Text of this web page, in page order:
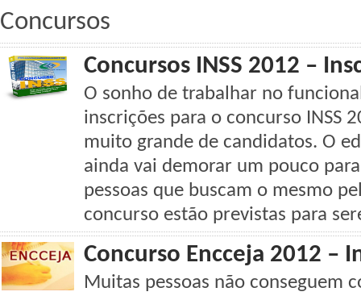
Concursos
Concursos INSS 2012 –
O sonho de trabalhar no
inscrições para o concurso INSS
muito grande de candidatos. O
ainda vai demorar um pouco
pessoas que buscam o mesmo
concurso estão previstas para
Concurso Encceja 2012 –
Muitas pessoas não conseguem